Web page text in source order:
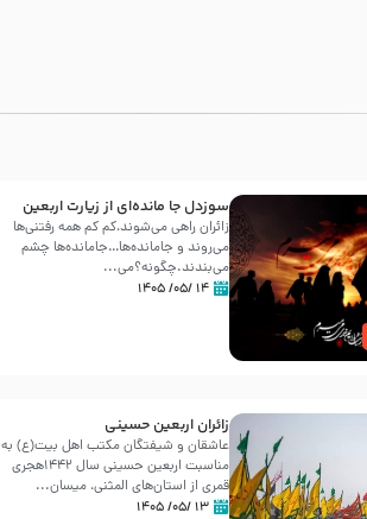
سوزدل جا مانده‌ای از زیارت اربعین
زائران راهی می‌شوند،کم‌ کم همه رفتنی‌ها
می‌روند و جامانده‌ها…جامانده‌ها چشم
می‌بندند.چگونه؟می‌...
۱۴ /۰۵/ ۱۴۰۵
زائران اربعین حسینی
عاشقان و شیفتگان مکتب اهل بیت(ع) به
مناسبت اربعین حسینی سال ۱۴۴۲هجری
قمری از استان‌های المثنی، میسان...
۱۳ /۰۵/ ۱۴۰۵